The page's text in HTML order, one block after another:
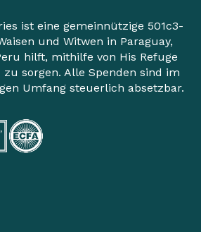
ist eine gemeinnützige 501c3-
und Witwen in Paraguay,
hilft, mithilfe von His Refuge
sorgen. Alle Spenden sind im
Umfang steuerlich absetzbar.